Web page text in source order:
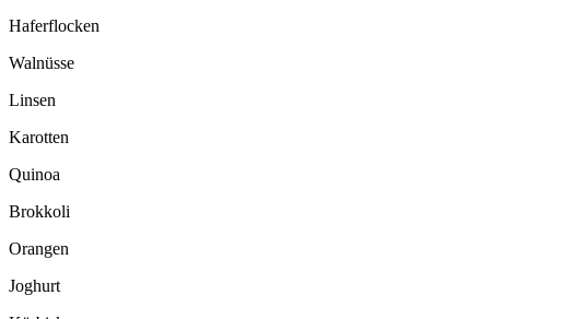
Haferflocken
Walnüsse
Linsen
Karotten
Quinoa
Brokkoli
Orangen
Joghurt